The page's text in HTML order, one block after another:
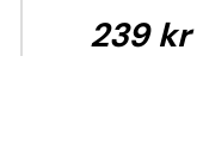
239 kr